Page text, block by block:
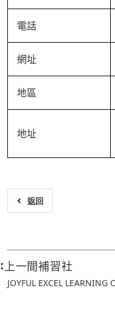
電話
網址
地區
地址
返回
上一間補習社
JOYFUL EXCEL LEARNING